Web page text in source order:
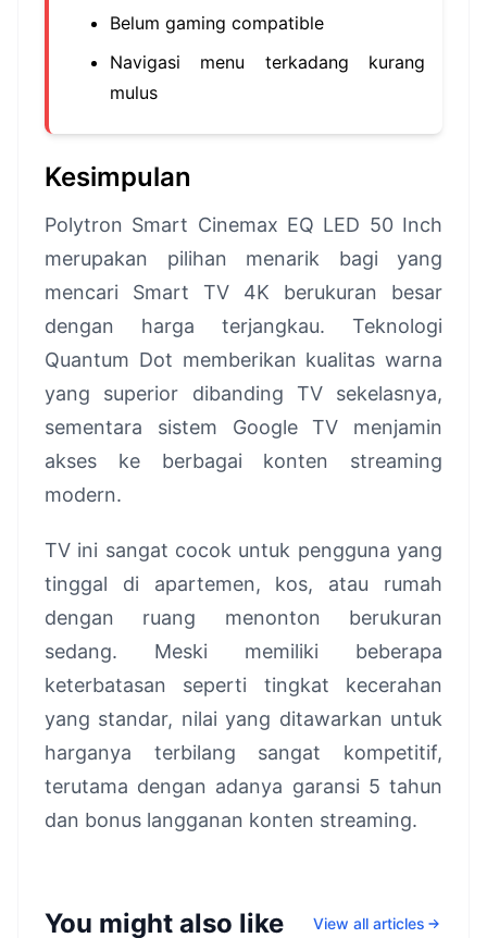
Belum gaming compatible
Navigasi menu terkadang kurang
mulus
Kesimpulan
Polytron Smart Cinemax EQ LED 50 Inch
merupakan pilihan menarik bagi yang
mencari Smart TV 4K berukuran besar
dengan harga terjangkau. Teknologi
Quantum Dot memberikan kualitas warna
yang superior dibanding TV sekelasnya,
sementara sistem Google TV menjamin
akses ke berbagai konten streaming
modern.
TV ini sangat cocok untuk pengguna yang
tinggal di apartemen, kos, atau rumah
dengan ruang menonton berukuran
sedang. Meski memiliki beberapa
keterbatasan seperti tingkat kecerahan
yang standar, nilai yang ditawarkan untuk
harganya terbilang sangat kompetitif,
terutama dengan adanya garansi 5 tahun
dan bonus langganan konten streaming.
You might also like View all articles